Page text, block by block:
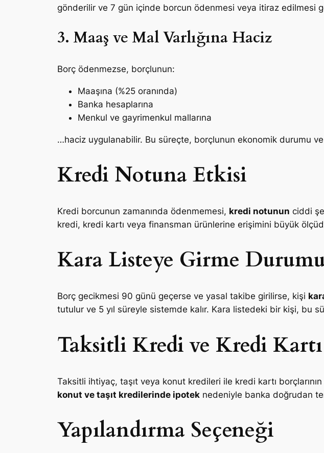
gönderilir ve 7 gün içinde borcun ödenmesi veya itiraz edilmesi
3. Maaş ve Mal Varlığına Haciz
Borç ödenmezse, borçlunun:
Maaşına (%25 oranında)
Banka hesaplarına
Menkul ve gayrimenkul mallarına
…haciz uygulanabilir. Bu süreçte, borçlunun ekonomik durumu
Kredi Notuna Etkisi
Kredi borcunun zamanında ödenmemesi, kredi notunun ciddi
kredi, kredi kartı veya finansman ürünlerine erişimini büyük
Kara Listeye Girme
Borç gecikmesi 90 günü geçerse ve yasal takibe girilirse, kişi
tutulur ve 5 yıl süreyle sistemde kalır. Kara listedeki bir kişi, bu
Taksitli Kredi ve Kredi
Taksitli ihtiyaç, taşıt veya konut kredileri ile kredi kartı
konut ve taşıt kredilerinde ipotek nedeniyle banka doğrudan
Yapılandırma Seçeneği